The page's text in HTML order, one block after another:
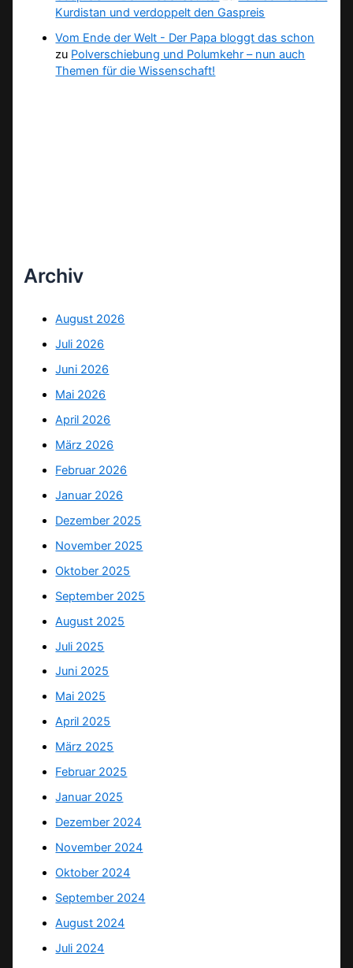
Kurdistan und verdoppelt den Gaspreis
Vom Ende der Welt - Der Papa bloggt das schon
zu Polverschiebung und Polumkehr – nun auch
Themen für die Wissenschaft!
Archiv
August 2026
Juli 2026
Juni 2026
Mai 2026
April 2026
März 2026
Februar 2026
Januar 2026
Dezember 2025
November 2025
Oktober 2025
September 2025
August 2025
Juli 2025
Juni 2025
Mai 2025
April 2025
März 2025
Februar 2025
Januar 2025
Dezember 2024
November 2024
Oktober 2024
September 2024
August 2024
Juli 2024